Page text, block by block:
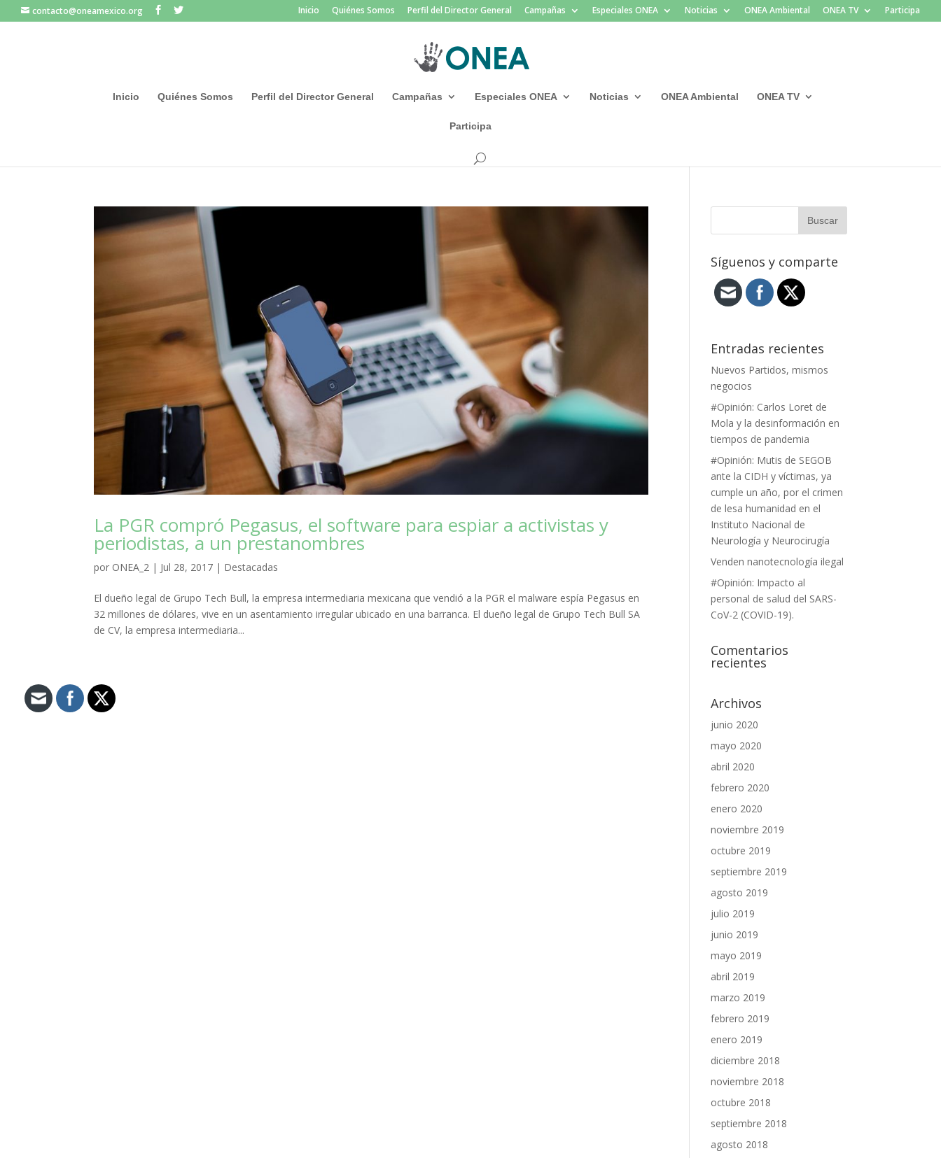
contacto@oneamexico.org Inicio Quiénes Somos Perfil del Director General Campañas Especiales ONEA Noticias ONEA Ambiental ONEA TV Participa
Inicio Quiénes Somos Perfil del Director General Campañas Especiales ONEA Noticias ONEA Ambiental ONEA TV
Participa
La PGR compró Pegasus, el software para espiar a activistas y
periodistas, a un prestanombres
por ONEA_2 | Jul 28, 2017 | Destacadas
El dueño legal de Grupo Tech Bull, la empresa intermediaria mexicana que vendió a la PGR el malware espía Pegasus en
32 millones de dólares, vive en un asentamiento irregular ubicado en una barranca. El dueño legal de Grupo Tech Bull SA
de CV, la empresa intermediaria...
Síguenos y comparte
Entradas recientes
Nuevos Partidos, mismos
negocios
#Opinión: Carlos Loret de
Mola y la desinformación en
tiempos de pandemia
#Opinión: Mutis de SEGOB
ante la CIDH y víctimas, ya
cumple un año, por el crimen
de lesa humanidad en el
Instituto Nacional de
Neurología y Neurocirugía
Venden nanotecnología ilegal
#Opinión: Impacto al
personal de salud del SARS-
CoV-2 (COVID-19).
Comentarios
recientes
Archivos
junio 2020
mayo 2020
abril 2020
febrero 2020
enero 2020
noviembre 2019
octubre 2019
septiembre 2019
agosto 2019
julio 2019
junio 2019
mayo 2019
abril 2019
marzo 2019
febrero 2019
enero 2019
diciembre 2018
noviembre 2018
octubre 2018
septiembre 2018
agosto 2018